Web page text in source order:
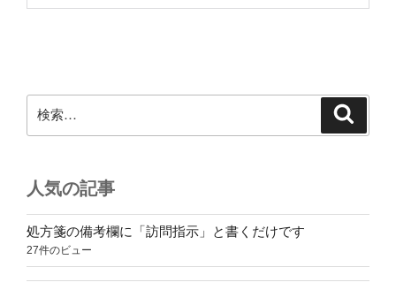
索:
人気の記事
処方箋の備考欄に「訪問指示」と書くだけです
27件のビュー